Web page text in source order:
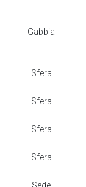
Gabbia
Sfera
Sfera
Sfera
Sfera